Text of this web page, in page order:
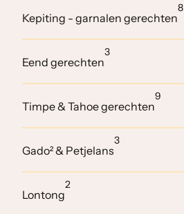
Kepiting - garnalen gerechten
8
Eend gerechten
3
Timpe & Tahoe gerechten
9
Gado² & Petjelans
3
Lontong
2